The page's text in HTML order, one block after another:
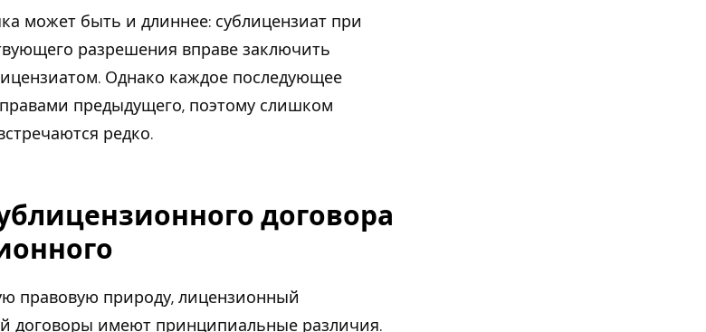
может быть и длиннее: сублицензиат при
разрешения вправе заключить
Однако каждое последующее
предыдущего, поэтому слишком
редко.
договора
правовую природу, лицензионный
договоры имеют принципиальные различия.